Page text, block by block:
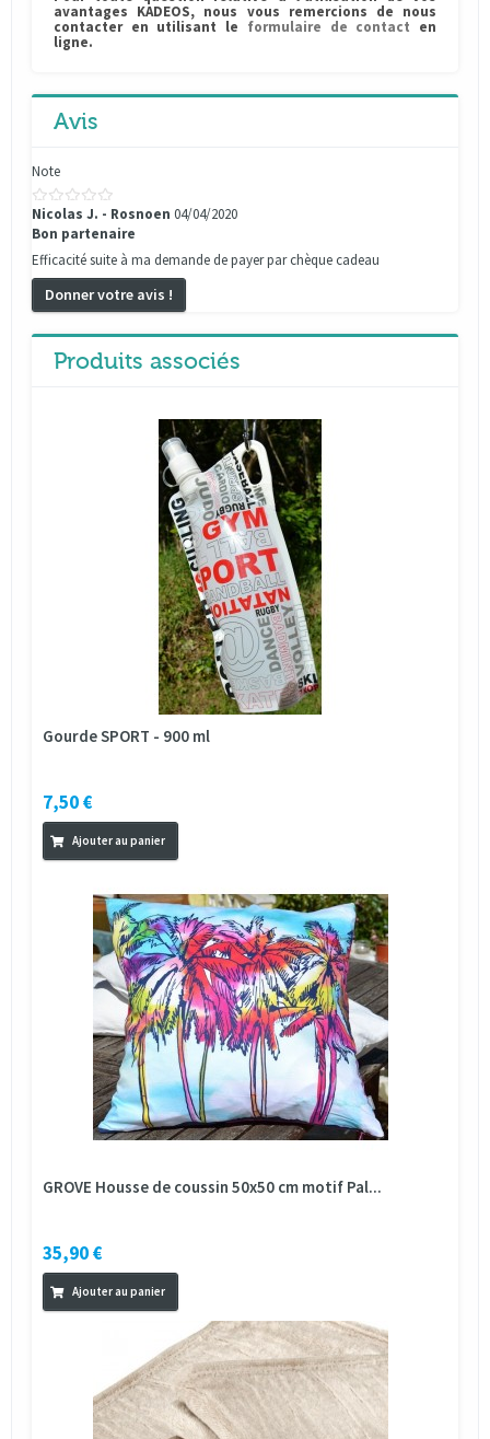
avantages KADEOS, nous vous remercions de nous
contacter en utilisant le formulaire de contact en
ligne.
Avis
Note
Nicolas J. - Rosnoen 04/04/2020
Bon partenaire
Efficacité suite à ma demande de payer par chèque cadeau
Donner votre avis !
Produits associés
Gourde SPORT - 900 ml
7,50 €
Ajouter au panier
GROVE Housse de coussin 50x50 cm motif Pal...
35,90 €
Ajouter au panier